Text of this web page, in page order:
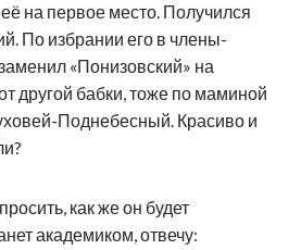
на первое место. Получился
По избрании его в члены-
«Понизовский» на
другой бабки, тоже по маминой
Поднебесный. Красиво и
как же он будет
академиком, отвечу: